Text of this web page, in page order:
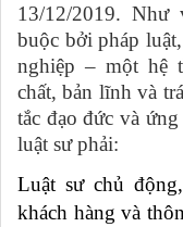
13/12/2019.
buộc bởi pháp
nghiệp – một hệ
chất, bản lĩnh và
tắc đạo đức và
luật sư phải:
Luật sư chủ
khách hàng và